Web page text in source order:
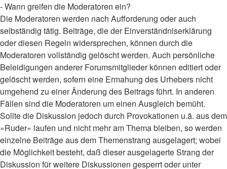
- Wann greifen die Moderatoren ein?
Die Moderatoren werden nach Aufforderung oder auch
selbständig tätig. Beiträge, die der Einverständniserklärung
oder diesen Regeln widersprechen, können durch die
Moderatoren vollständig gelöscht werden. Auch persönliche
Beleidigungen anderer Forumsmitglieder können editiert oder
gelöscht werden, sofern eine Ermahung des Urhebers nicht
umgehend zu einer Änderung des Beitrags führt. In anderen
Fällen sind die Moderatoren um einen Ausgleich bemüht.
Sollte die Diskussion jedoch durch Provokationen u.ä. aus dem
»Ruder« laufen und nicht mehr am Thema bleiben, so werden
einzelne Beiträge aus dem Themenstrang ausgelagert; wobei
die Möglichkeit besteht, daß dieser ausgelagerte Strang der
Diskussion für weitere Diskussionen gesperrt oder unter